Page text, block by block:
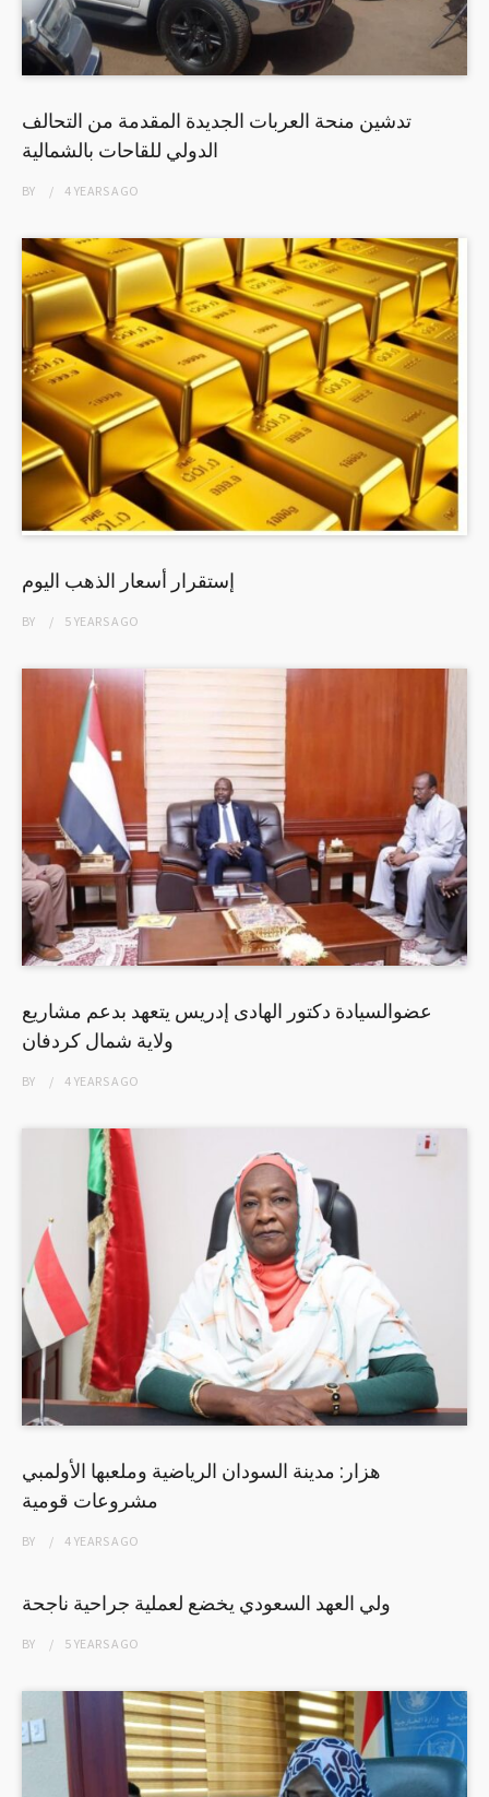
تدشين منحة العربات الجديدة المقدمة من التحالف
الدولي للقاحات بالشمالية
BY 4 YEARSAGO
إستقرار أسعار الذهب اليوم
BY 5 YEARSAGO
عضوالسيادة دكتور الهادى إدريس يتعهد بدعم مشاريع
ولاية شمال كردفان
BY 4 YEARSAGO
هزار: مدينة السودان الرياضية وملعبها الأولمبي
مشروعات قومية
BY 4 YEARSAGO
ولي العهد السعودي يخضع لعملية جراحية ناجحة
BY 5 YEARSAGO